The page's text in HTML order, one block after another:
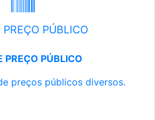
PREÇO PÚBLICO
PREÇO PÚBLICO
preços públicos diversos.